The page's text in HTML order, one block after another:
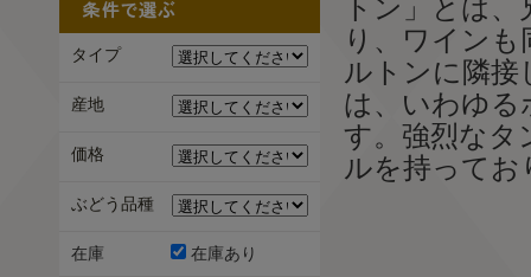
トン」とは
り、ワイン
ルトンに隣
は、いわゆる
す。強烈なタ
ルを持ってお
タイプ
産地
価格
ぶどう品種
在庫 在庫あり